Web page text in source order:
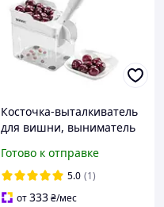
Косточка-выталкиватель
для вишни, выниматель
LEIFHEIT CHERRYMAT
3.0_37211
Готово к отправке
5.0 (1)
от333₴/мес